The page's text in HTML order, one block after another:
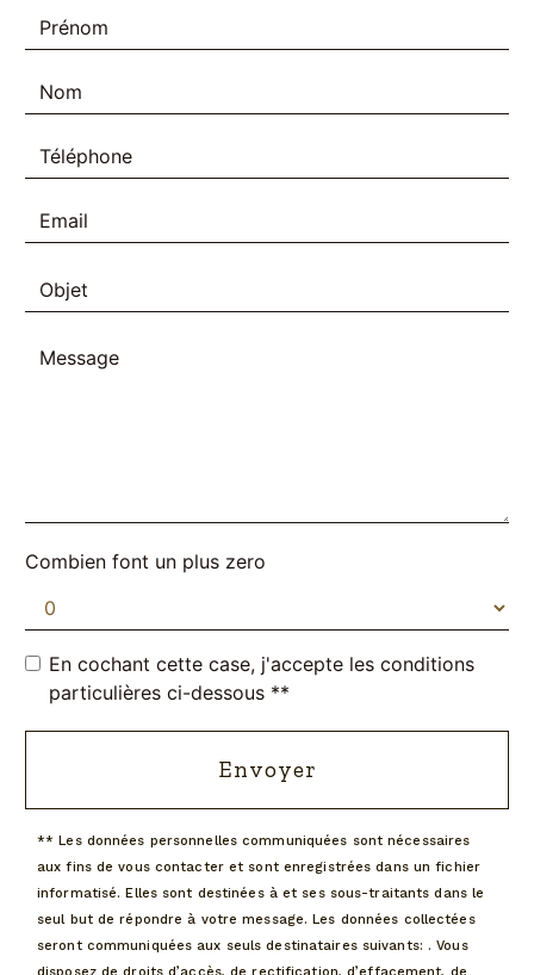
Combien font un plus zero
En cochant cette case, j'accepte les conditions
particulières ci-dessous **
Envoyer
** Les données personnelles communiquées sont nécessaires
aux fins de vous contacter et sont enregistrées dans un fichier
informatisé. Elles sont destinées à et ses sous-traitants dans le
seul but de répondre à votre message. Les données collectées
seront communiquées aux seuls destinataires suivants: . Vous